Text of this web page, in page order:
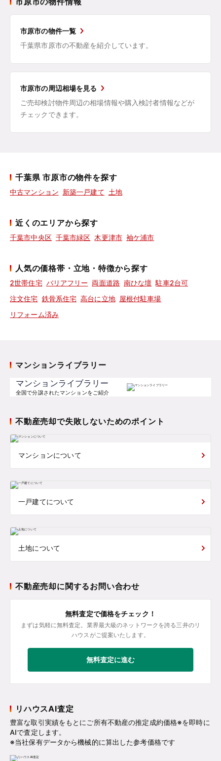
市原市の物件一覧
千葉県市原市の不動産を紹介しています。
市原市の周辺相場を見る
ご売却検討物件周辺の相場情報や購入検討者情報などが
チェックできます。
千葉県 市原市の物件を探す
中古マンション 新築一戸建て 土地
近くのエリアから探す
千葉市中央区 千葉市緑区 木更津市 袖ケ浦市
人気の価格帯・立地・特徴から探す
2世帯住宅 バリアフリー 両面道路 南ひな壇 駐車2台可
注文住宅 鉄骨系住宅 高台に立地 屋根付駐車場
リフォーム済み
マンションライブラリー
マンションライブラリー
全国で分譲されたマンションをご紹介
不動産売却で失敗しないためのポイント
マンションについて
一戸建てについて
土地について
不動産売却に関するお問い合わせ
無料査定で価格をチェック！
まずは気軽に無料査定。業界最大級のネットワークを誇る三井のリ
ハウスがご提案いたします。
無料査定に進む
リハウスAI査定
豊富な取引実績をもとにご所有不動産の推定成約価格※を即時に
AIで査定します。
※当社保有データから機械的に算出した参考価格です